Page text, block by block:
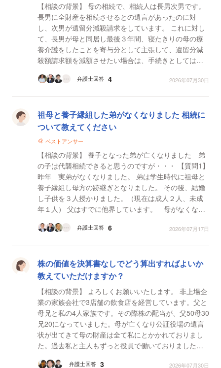
【相談の背景】 母の相続で、相続人は長男次男です。
長男に全財産を相続させるとの遺言があったのに対
し、次男が遺留分減殺請求をしています。 これに対し
て、長男が母と同居し最後３年間、寝たきりの母の療
養介護をしたことを寄与分として主張して、遺留分減
殺額請求額を減額させたい場合は、手続きとしては、
うこと...
弁護士回答 4 2026年07月30日
祖母と養子縁組した弟がなくなりました 相続に
ついて教えてください
ベストアンサー
【相談の背景】 養子となった弟が亡くなりました 弟
の子は代襲相続できると思うのですが・・・ 【質問1】
昨年 実弟がなくなりました。 弟は学生時代に祖母と
養子縁組し母方の跡継ぎとなりました。 その後、結婚
し子供を３人授かりました。（現在は成人２人、未成
年１人） 父はすでに他界しています。 母がなくなっ
弁護士回答 6 2026年07月17日
株の価値を決算書なしでどう算出すればよいか
教えていただけますか？
【相談の背景】 よろしくお願いいたします。 非上場企
業の家族会社で3店舗の飲食店を経営しています。父と
母兄と私の4人家族です。その際株の配当が、父50母30
兄20になっていました。母が亡くなり公証役場の遺言
状が出てきて母の財産は全て私にとかかれておりまし
た。過去私と主人もずっと役員で働いておりました
弁護士回答 3 2026年07月30日